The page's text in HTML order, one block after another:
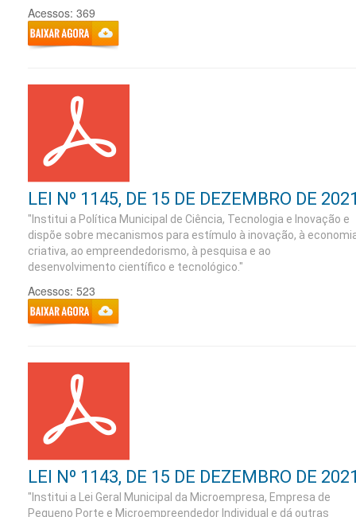
Acessos: 369
LEI Nº 1145, DE 15 DE DEZEMBRO DE
"Institui a Política Municipal de Ciência, Tecnologia e Inovação e
dispõe sobre mecanismos para estímulo à inovação, à
criativa, ao empreendedorismo, à pesquisa e ao
desenvolvimento científico e tecnológico."
Acessos: 523
LEI Nº 1143, DE 15 DE DEZEMBRO DE
"Institui a Lei Geral Municipal da Microempresa, Empresa de
Pequeno Porte e Microempreendedor Individual e dá outras